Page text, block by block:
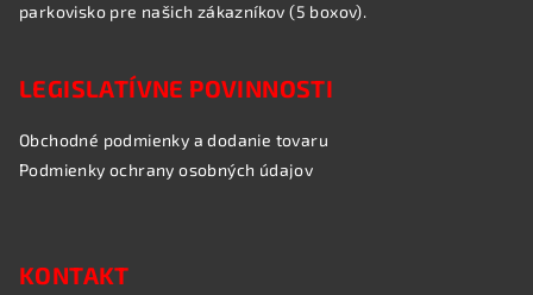
parkovisko pre našich zákazníkov (5 boxov).
LEGISLATÍVNE POVINNOSTI
Obchodné podmienky a dodanie tovaru
Podmienky ochrany osobných údajov
KONTAKT